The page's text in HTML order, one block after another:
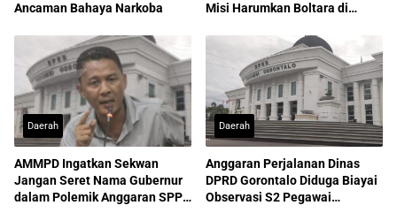
Ancaman Bahaya Narkoba
Misi Harumkan Boltara di
Daerah
AMMPD Ingatkan Sekwan
Jangan Seret Nama Gubernur
dalam Polemik Anggaran SPPD
Daerah
Anggaran Perjalanan Dinas
DPRD Gorontalo Diduga Biayai
Observasi S2 Pegawai